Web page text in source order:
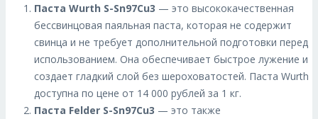
Паста Wurth S-Sn97Cu3 — это высококачественная
бессвинцовая паяльная паста, которая не содержит
свинца и не требует дополнительной подготовки перед
использованием. Она обеспечивает быстрое лужение и
создает гладкий слой без шероховатостей. Паста Wurth
доступна по цене от 14 000 рублей за 1 кг.
Паста Felder S-Sn97Cu3 — это также